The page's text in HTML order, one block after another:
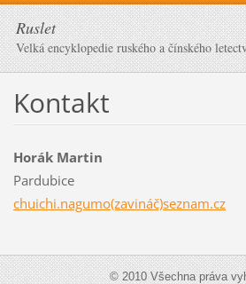
Ruslet
Velká encyklopedie ruského a čínského
Kontakt
Horák Martin
Pardubice
chuichi.nagumo(zavináč)seznam.cz
© 2010 Všechna práva